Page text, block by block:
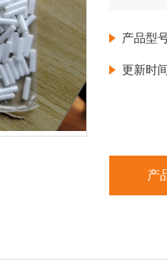
每周至
产品型
更新时
产